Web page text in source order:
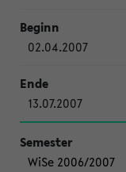
02.04.2007
13.07.2007
WiSe 2006/2007